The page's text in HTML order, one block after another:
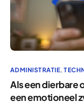
ADMINISTRATIE,
Als een dierbare
een emotioneel